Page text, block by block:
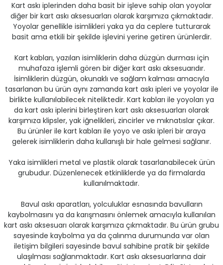
& Tel Dikiş Makineleri
Kart askı iplerinden daha basit bir işleve sahip olan yoyolar
diğer bir kart askı aksesuarları olarak karşımıza çıkmaktadır.
Yoyolar genellikle isimlikleri yaka ya da ceplere tutturarak
basit ama etkili bir şekilde işlevini yerine getiren ürünlerdir.
Kart kabları, yazılan isimliklerin daha düzgün durması için
muhafaza işlemli gören bir diğer kart askı aksesuarıdır.
İsimliklerin düzgün, okunaklı ve sağlam kalması amacıyla
tasarlanan bu ürün aynı zamanda kart askı ipleri ve yoyolar ile
birlikte kullanılabilecek niteliktedir. Kart kabları ile yoyoları ya
da kart askı iplerini birleştiren kart askı aksesuarları olarak
karşımıza klipsler, yak iğnelikleri, zincirler ve mıknatıslar çıkar.
Bu ürünler ile kart kabları ile yoyo ve askı ipleri bir araya
gelerek isimliklerin daha kullanışlı bir hale gelmesi sağlanır.
Yaka isimlikleri metal ve plastik olarak tasarlanabilecek ürün
grubudur. Düzenlenecek etkinliklerde ya da firmalarda
kullanılmaktadır.
Bavul askı aparatları, yolculuklar esnasında bavulların
kaybolmasını ya da karışmasını önlemek amacıyla kullanılan
kart askı aksesuarı olarak karşımıza çıkmaktadır. Bu ürün grubu
sayesinde kaybolma ya da çalınma durumunda var olan
iletişim bilgileri sayesinde bavul sahibine pratik bir şekilde
ulaşılması sağlanmaktadır. Kart askı aksesuarlarına dair